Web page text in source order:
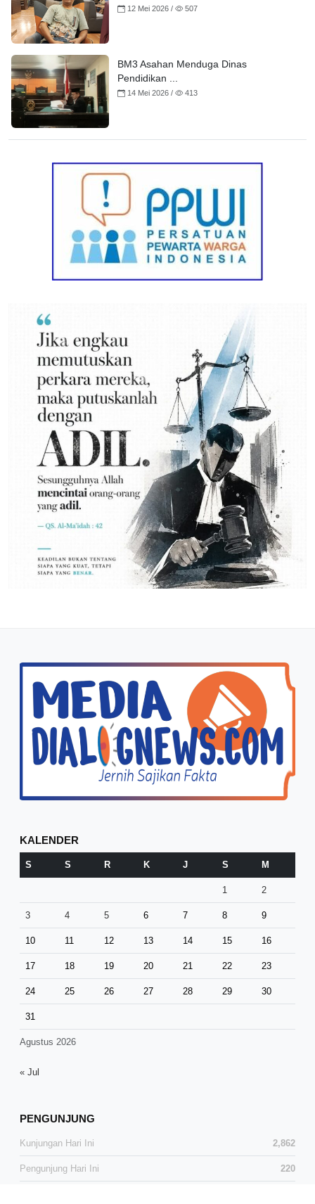
12 Mei 2026 / 507
BM3 Asahan Menduga Dinas
Pendidikan ...
14 Mei 2026 / 413
KALENDER
Agustus 2026
S S R K J S M
1 2
3 4 5 6 7 8 9
10 11 12 13 14 15 16
17 18 19 20 21 22 23
24 25 26 27 28 29 30
31
« Jul
PENGUNJUNG
Kunjungan Hari Ini 2,862
Pengunjung Hari Ini 220